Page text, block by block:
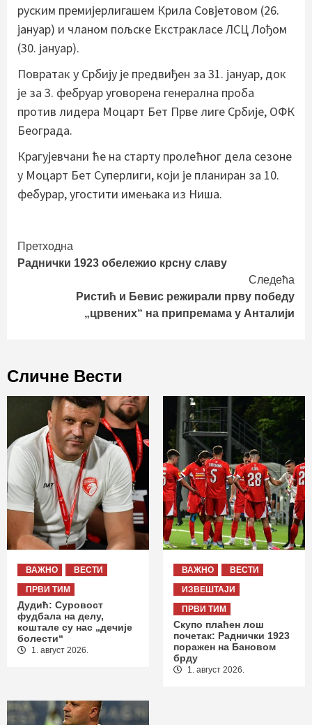
руским премијерлигашем Крила Совјетовом (26.
јануар) и чланом пољске Екстракласе ЛСЦ Лођом
(30. јануар).
Повратак у Србију је предвиђен за 31. јануар, док
је за 3. фебруар уговорена генерална проба
против лидера Moцaрт Бет Прве лиге Србије, ОФК
Београда.
Крагујевчани ће на старту пролећног дела сезоне
у Моцарт Бет Суперлиги, који је планиран за 10.
фебурар, угостити имењака из Ниша.
Continue
Reading
Претходна
Раднички 1923 обележио крсну славу
Следећа
Ристић и Бевис режирали прву победу
„црвених“ на припремама у Анталији
Сличне Вести
ВАЖНО
ВЕСТИ
ПРВИ ТИМ
Дудић: Суровост
фудбала на делу,
коштале су нас „дечије
болести“
1. август 2026.
ВАЖНО
ВЕСТИ
ИЗВЕШТАЈИ
ПРВИ ТИМ
Скупо плаћен лош
почетак: Раднички 1923
поражен на Бановом
брду
1. август 2026.